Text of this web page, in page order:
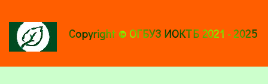
Copyright © ОГБУЗ ИОКТБ 2021 - 2025